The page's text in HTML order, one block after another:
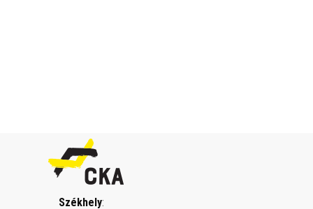
Székhely: